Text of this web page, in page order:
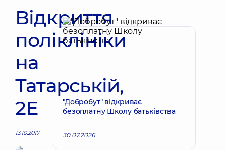
Відкриття
поліклініки
на
Татарській,
2Е
13.10.2017
"Добробут" відкриває
безоплатну Школу батьківства
30.07.2026